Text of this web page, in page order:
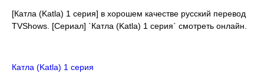
[Катла (Katla) 1 серия] в хорошем качестве русский перевод
TVShows. [Сериал] `Катла (Katla) 1 серия` смотреть онлайн.
Катла (Katla) 1 серия